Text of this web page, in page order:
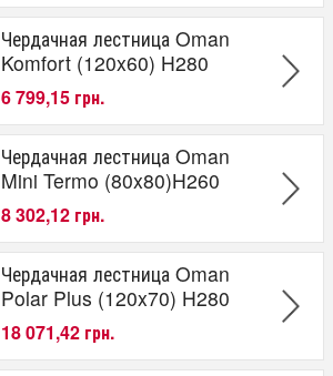
Чердачная лестница Oman
Komfort (120x60) H280
6 799,15 грн.
Чердачная лестница Oman
Mini Termo (80x80)H260
8 302,12 грн.
Чердачная лестница Oman
Polar Plus (120x70) H280
18 071,42 грн.